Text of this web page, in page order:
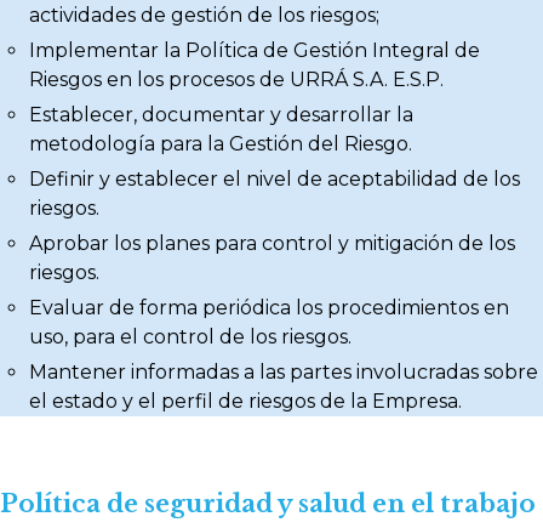
actividades de gestión de los riesgos;
Implementar la Política de Gestión Integral de
Riesgos en los procesos de URRÁ S.A. E.S.P.
Establecer, documentar y desarrollar la
metodología para la Gestión del Riesgo.
Definir y establecer el nivel de aceptabilidad de los
riesgos.
Aprobar los planes para control y mitigación de los
riesgos.
Evaluar de forma periódica los procedimientos en
uso, para el control de los riesgos.
Mantener informadas a las partes involucradas sobre
el estado y el perfil de riesgos de la Empresa.
Política de seguridad y salud en el trabajo